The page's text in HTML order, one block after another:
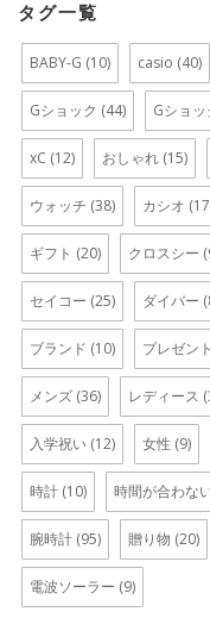
タグ一覧
BABY-G (10) casio (40)
Gショック (44) Gショッ
xC (12) おしゃれ (15)
ウォッチ (38) カシオ
ギフト (20) クロスシー
セイコー (25) ダイバー
ブランド (10) プレゼント
メンズ (36) レディース
入学祝い (12) 女性 (9)
時計 (10) 時間が合わな
腕時計 (95) 贈り物 (20)
電波ソーラー (9)